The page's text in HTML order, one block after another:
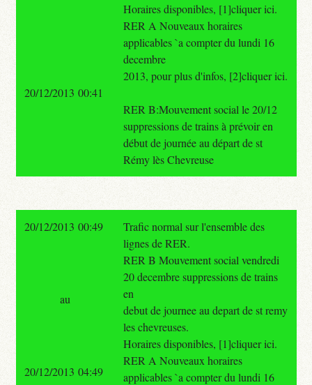
Horaires disponibles, [1]cliquer ici.
RER A Nouveaux horaires
applicables `a compter du lundi 16
decembre
2013, pour plus d'infos, [2]cliquer ici.
RER B:Mouvement social le 20/12
suppressions de trains à prévoir en
début de journée au départ de st
Rémy lès Chevreuse
20/12/2013 00:41
20/12/2013 00:49
Trafic normal sur l'ensemble des
lignes de RER.
RER B Mouvement social vendredi
20 decembre suppressions de trains
en
debut de journee au depart de st remy
les chevreuses.
Horaires disponibles, [1]cliquer ici.
RER A Nouveaux horaires
applicables `a compter du lundi 16
au
20/12/2013 04:49